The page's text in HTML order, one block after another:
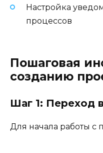
Настройка
процессов
Пошаговая
созданию
Шаг 1: Переход
Для начала работы с